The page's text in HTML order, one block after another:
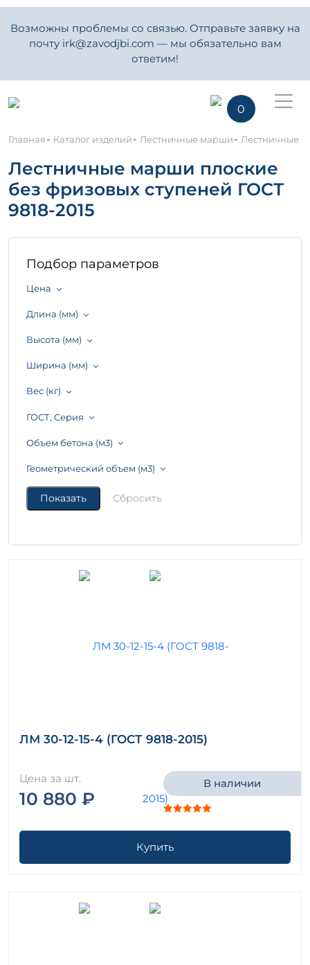
Возможны проблемы со связью. Отправьте заявку на
почту irk@zavodjbi.com — мы обязательно вам
ответим!
0
Главная- Каталог изделий- Лестничные марши- Лестничные
Лестничные марши плоские
без фризовых ступеней ГОСТ
9818-2015
Подбор параметров
Цена
Длина (мм)
Высота (мм)
Ширина (мм)
Вес (кг)
ГОСТ, Серия
Объем бетона (м3)
Геометрический объем (м3)
ЛМ 30-12-15-4 (ГОСТ 9818-2015)
Цена за шт.
10 880 ₽
В наличии
Купить